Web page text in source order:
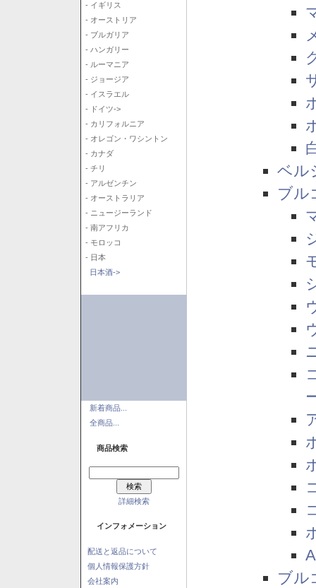
- イギリス
- オーストリア
- ブルガリア
- ハンガリー
- ルーマニア
- ジョージア
- イスラエル
- ドイツ->
- カリフォルニア
- オレゴン・ワシントン
- カナダ
- チリ
- アルゼンチン
- オーストラリア
- ニュージーランド
- 南アフリカ
- モロッコ
- 日本
日本酒->
新着商品...
全商品...
商品検索
詳細検索
インフォメーション
配送と返品について
個人情報保護方針
会社案内
ベル
ブル
ブル